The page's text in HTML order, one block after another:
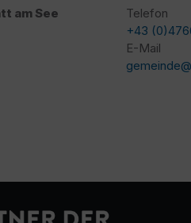
am See
Telefon
+43
E-Mail